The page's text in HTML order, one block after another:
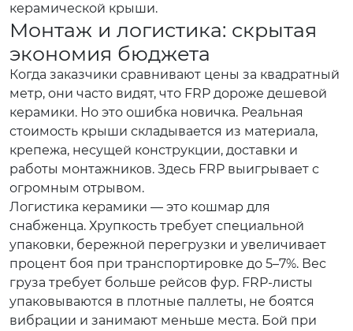
керамической крыши.
Монтаж и логистика: скрытая
экономия бюджета
Когда заказчики сравнивают цены за квадратный
метр, они часто видят, что FRP дороже дешевой
керамики. Но это ошибка новичка. Реальная
стоимость крыши складывается из материала,
крепежа, несущей конструкции, доставки и
работы монтажников. Здесь FRP выигрывает с
огромным отрывом.
Логистика керамики — это кошмар для
снабженца. Хрупкость требует специальной
упаковки, бережной перегрузки и увеличивает
процент боя при транспортировке до 5–7%. Вес
груза требует больше рейсов фур. FRP-листы
упаковываются в плотные паллеты, не боятся
вибрации и занимают меньше места. Бой при